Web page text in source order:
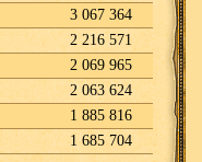
3 067 364
2 216 571
2 069 965
2 063 624
1 885 816
1 685 704